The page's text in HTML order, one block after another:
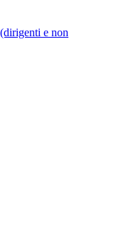
e non